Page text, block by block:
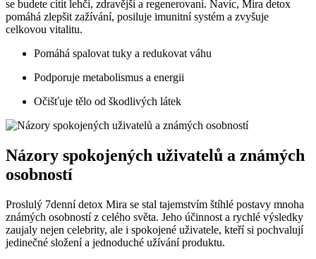
se budete cítit lehčí, zdravější a regenerovaní. Navíc, Mira detox
pomáhá zlepšit zažívání, posiluje imunitní systém a zvyšuje
celkovou vitalitu.
Pomáhá spalovat tuky a redukovat váhu
Podporuje metabolismus a energii
Očišťuje tělo od škodlivých látek
Názory spokojených uživatelů a známých
osobností
Proslulý 7denní detox Mira se stal tajemstvím štíhlé postavy mnoha
známých osobností z celého světa. Jeho účinnost a rychlé výsledky
zaujaly nejen celebrity, ale i spokojené uživatele, kteří si pochvalují
jedinečné složení a jednoduché užívání produktu.